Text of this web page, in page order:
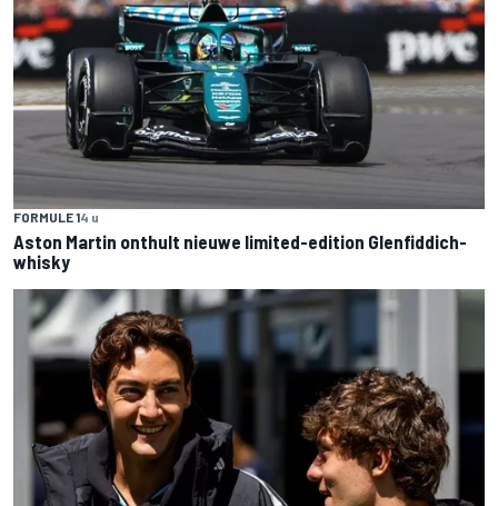
FORMULE 14 u
Aston Martin onthult nieuwe limited-edition Glenfiddich-
whisky